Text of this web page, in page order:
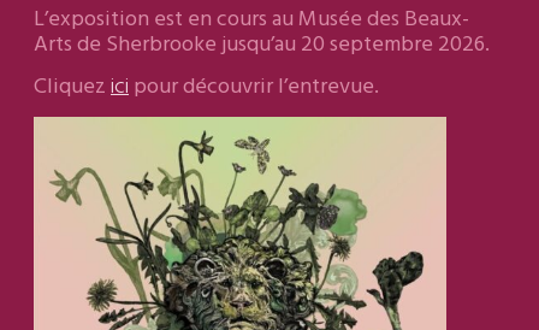
L’exposition est en cours au Musée des Beaux-
Arts de Sherbrooke jusqu’au 20 septembre 2026.
Cliquezicipour découvrir l’entrevue.